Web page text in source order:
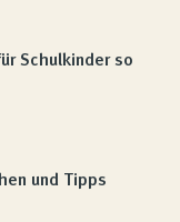
Schulkinder so
und Tipps